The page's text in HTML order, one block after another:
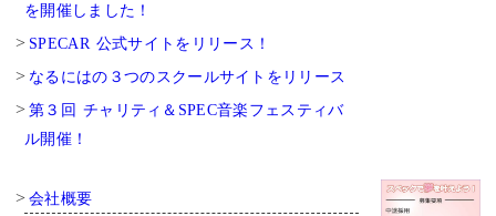
を開催しました！
SPECAR 公式サイトをリリース！
なるにはの３つのスクールサイトをリリース
第３回 チャリティ＆SPEC音楽フェスティバ
ル開催！
会社概要